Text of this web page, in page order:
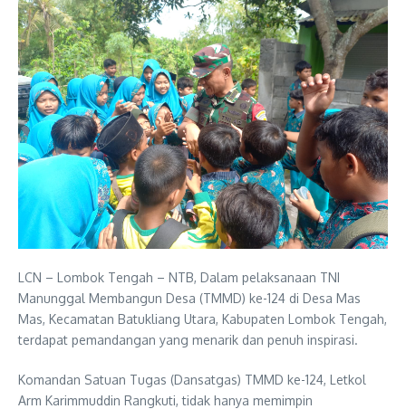
LCN – Lombok Tengah – NTB, Dalam pelaksanaan TNI
Manunggal Membangun Desa (TMMD) ke-124 di Desa Mas
Mas, Kecamatan Batukliang Utara, Kabupaten Lombok Tengah,
terdapat pemandangan yang menarik dan penuh inspirasi.
Komandan Satuan Tugas (Dansatgas) TMMD ke-124, Letkol
Arm Karimmuddin Rangkuti, tidak hanya memimpin